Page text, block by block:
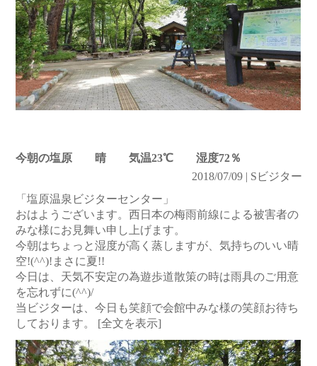
今朝の塩原 晴 気温23℃ 湿度72％
2018/07/09 | Sビジター
「塩原温泉ビジターセンター」
おはようございます。西日本の梅雨前線による被害者の
みな様にお見舞い申し上げます。
今朝はちょっと湿度が高く蒸しますが、気持ちのいい晴
空!(^^)!まさに夏!!
今日は、天気不安定の為遊歩道散策の時は雨具のご用意
を忘れずに(^^)/
当ビジターは、今日も笑顔で会館中みな様の笑顔お待ち
しております。 [全文を表示]